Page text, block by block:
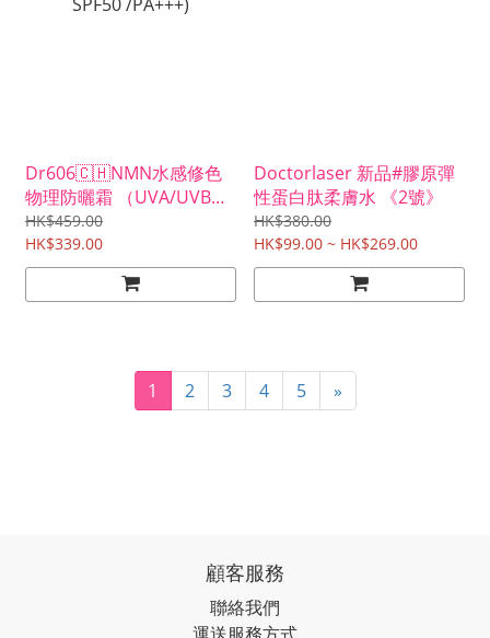
Dr606🇨🇭NMN水感修色
物理防曬霜 （UVA/UVB
SPF50 /PA+++)
HK$459.00
HK$339.00
Doctorlaser 新品#膠原彈
性蛋白肽柔膚水 《2號》
HK$380.00
HK$99.00 ~ HK$269.00
1 2 3 4 5 »
顧客服務
聯絡我們